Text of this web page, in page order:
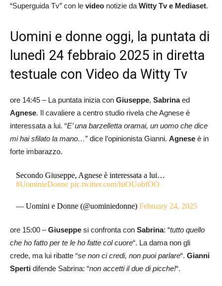
“Superguida Tv” con le video notizie da Witty Tv e Mediaset.
Uomini e donne oggi, la puntata di
lunedì 24 febbraio 2025 in diretta
testuale con Video da Witty Tv
ore 14:45 – La puntata inizia con Giuseppe, Sabrinaed
Agnese. Il cavaliere a centro studio rivela che Agnese è
interessata a lui. “E’ una barzelletta oramai, un uomo che dice
mi hai sfilato la mano…” dice l’opinionista Gianni. Agnese è in
forte imbarazzo.
Secondo Giuseppe, Agnese è interessata a lui…
#UominieDonne pic.twitter.com/lsiOUobfOO
— Uomini e Donne (@uominiedonne)February 24, 2025
ore 15:00 –Giuseppe si confronta con Sabrina: “tutto quello
che ho fatto per te le ho fatte col cuore“. La dama non gli
crede, ma lui ribatte “se non ci credi, non puoi parlare“. Gianni
Sperti difende Sabrina: “non accetti il due di picche!“.